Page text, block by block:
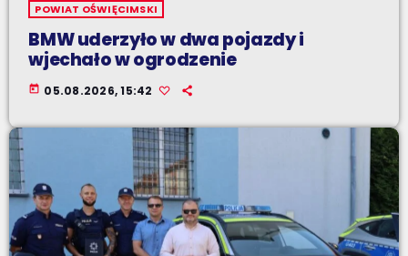
POWIAT OŚWIĘCIMSKI
BMW uderzyło w dwa pojazdy i
wjechało w ogrodzenie
today 05.08.2026, 15:42